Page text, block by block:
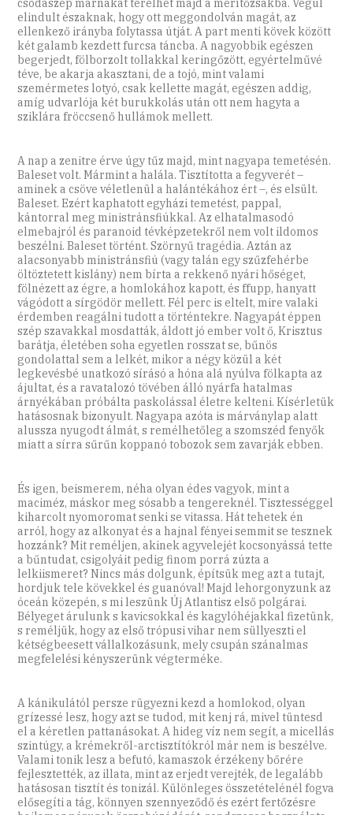
csodaszép márnákat terelhet majd a merítőzsákba. Végül
elindult északnak, hogy ott meggondolván magát, az
ellenkező irányba folytassa útját. A part menti kövek között
két galamb kezdett furcsa táncba. A nagyobbik egészen
begerjedt, fölborzolt tollakkal keringőzött, egyértelművé
téve, be akarja akasztani, de a tojó, mint valami
szemérmetes lotyó, csak kellette magát, egészen addig,
amíg udvarlója két burukkolás után ott nem hagyta a
sziklára fröccsenő hullámok mellett.
A nap a zenitre érve úgy tűz majd, mint nagyapa temetésén.
Baleset volt. Mármint a halála. Tisztította a fegyverét –
aminek a csöve véletlenül a halántékához ért –, és elsült.
Baleset. Ezért kaphatott egyházi temetést, pappal,
kántorral meg ministránsfiúkkal. Az elhatalmasodó
elmebajról és paranoid tévképzetekről nem volt ildomos
beszélni. Baleset történt. Szörnyű tragédia. Aztán az
alacsonyabb ministránsfiú (vagy talán egy szűzfehérbe
öltöztetett kislány) nem bírta a rekkenő nyári hőséget,
fölnézett az égre, a homlokához kapott, és ffupp, hanyatt
vágódott a sírgödör mellett. Fél perc is eltelt, mire valaki
érdemben reagálni tudott a történtekre. Nagyapát éppen
szép szavakkal mosdatták, áldott jó ember volt ő, Krisztus
barátja, életében soha egyetlen rosszat se, bűnös
gondolattal sem a lelkét, mikor a négy közül a két
legkevésbé unatkozó sírásó a hóna alá nyúlva fölkapta az
ájultat, és a ravatalozó tövében álló nyárfa hatalmas
árnyékában próbálta paskolással életre kelteni. Kísérletük
hatásosnak bizonyult. Nagyapa azóta is márványlap alatt
alussza nyugodt álmát, s remélhetőleg a szomszéd fenyők
miatt a sírra sűrűn koppanó tobozok sem zavarják ebben.
És igen, beismerem, néha olyan édes vagyok, mint a
maciméz, máskor meg sósabb a tengereknél. Tisztességgel
kiharcolt nyomoromat senki se vitassa. Hát tehetek én
arról, hogy az alkonyat és a hajnal fényei semmit se tesznek
hozzánk? Mit reméljen, akinek agyvelejét kocsonyássá tette
a bűntudat, csigolyáit pedig finom porrá zúzta a
lelkiismeret? Nincs más dolgunk, építsük meg azt a tutajt,
hordjuk tele kövekkel és guanóval! Majd lehorgonyzunk az
óceán közepén, s mi leszünk Új Atlantisz első polgárai.
Bélyeget árulunk s kavicsokkal és kagylóhéjakkal fizetünk,
s reméljük, hogy az első trópusi vihar nem süllyeszti el
kétségbeesett vállalkozásunk, mely csupán szánalmas
megfelelési kényszerünk végterméke.
A kánikulától persze rügyezni kezd a homlokod, olyan
grízessé lesz, hogy azt se tudod, mit kenj rá, mivel tüntesd
el a kéretlen pattanásokat. A hideg víz nem segít, a micellás
szintúgy, a krémekről-arctisztítókról már nem is beszélve.
Valami tonik lesz a befutó, kamaszok érzékeny bőrére
fejlesztették, az illata, mint az erjedt verejték, de legalább
hatásosan tisztít és tonizál. Különleges összetételénél fogva
elősegíti a tág, könnyen szennyeződő és ezért fertőzésre